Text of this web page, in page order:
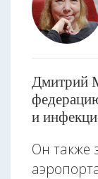
Дмитрий
и
Он также